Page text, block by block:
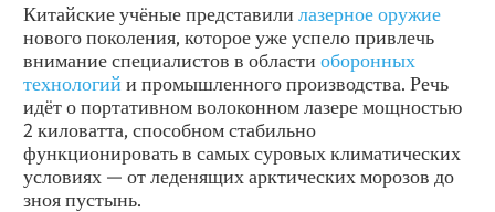
Китайские учёные представили лазерное оружие
нового поколения, которое уже успело привлечь
внимание специалистов в области оборонных
технологий и промышленного производства. Речь
идёт о портативном волоконном лазере мощностью
2 киловатта, способном стабильно
функционировать в самых суровых климатических
условиях — от леденящих арктических морозов до
зноя пустынь.